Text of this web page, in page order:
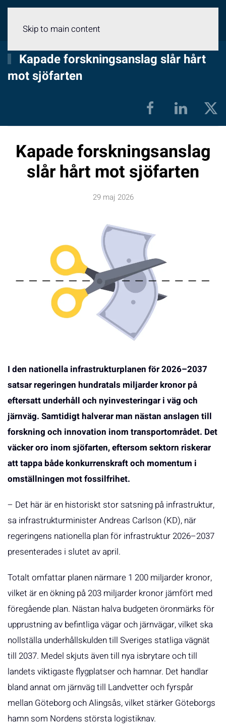
Skip to main content
Kapade forskningsanslag slår hårt
mot sjöfarten
Kapade forskningsanslag
slår hårt mot sjöfarten
29 maj 2026
I den nationella infrastrukturplanen för 2026–2037
satsar regeringen hundratals miljarder kronor på
eftersatt underhåll och nyinvesteringar i väg och
järnväg. Samtidigt halverar man nästan anslagen till
forskning och innovation inom transportområdet. Det
väcker oro inom sjöfarten, eftersom sektorn riskerar
att tappa både konkurrenskraft och momentum i
omställningen mot fossilfrihet.
– Det här är en historiskt stor satsning på infrastruktur,
sa infrastrukturminister Andreas Carlson (KD), när
regeringens nationella plan för infrastruktur 2026–2037
presenterades i slutet av april.
Totalt omfattar planen närmare 1 200 miljarder kronor,
vilket är en ökning på 203 miljarder kronor jämfört med
föregående plan. Nästan halva budgeten öronmärks för
upprustning av befintliga vägar och järnvägar, vilket ska
nollställa underhållskulden till Sveriges statliga vägnät
till 2037. Medel skjuts även till nya isbrytare och till
landets viktigaste flygplatser och hamnar. Det handlar
bland annat om järnväg till Landvetter och fyrspår
mellan Göteborg och Alingsås, vilket stärker Göteborgs
hamn som Nordens största logistiknav.